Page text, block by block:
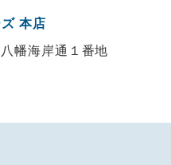
本店
幡海岸通１番地